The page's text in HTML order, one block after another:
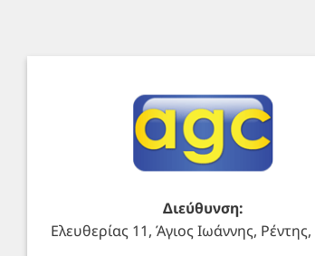
Διεύθυνση:
Ελευθερίας 11, Άγιος Ιωάννης,